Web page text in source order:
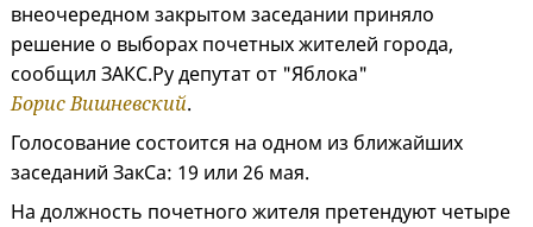
внеочередном закрытом заседании приняло
решение о выборах почетных жителей города,
сообщил ЗАКС.Ру депутат от "Яблока"
Борис Вишневский.
Голосование состоится на одном из ближайших
заседаний ЗакСа: 19 или 26 мая.
На должность почетного жителя претендуют четыре